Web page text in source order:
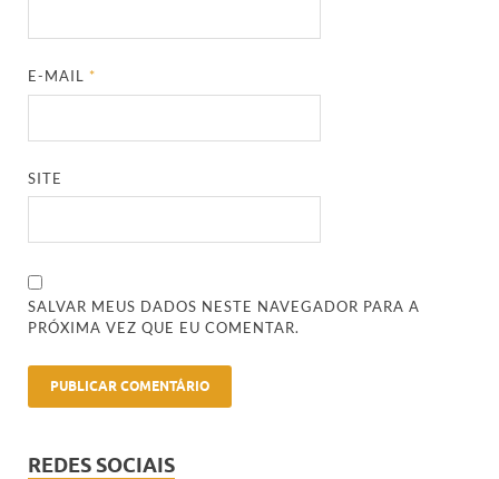
E-MAIL*
SITE
SALVAR MEUS DADOS NESTE NAVEGADOR PARA A
PRÓXIMA VEZ QUE EU COMENTAR.
REDES SOCIAIS